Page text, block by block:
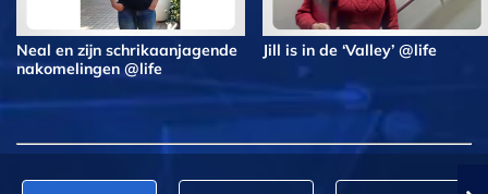
Neal en zijn schrikaanjagende
nakomelingen @life
Jill is in de ‘Valley’ @life